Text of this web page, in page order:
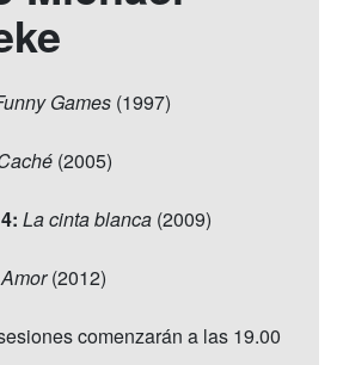
Games (1997)
(2005)
La cinta blanca (2009)
Amor(2012)
comenzarán a las 19.00